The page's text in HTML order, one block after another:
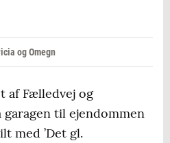
og Omegn
af Fælledvej og
til ejendommen
med ’Det gl.